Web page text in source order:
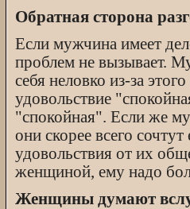
Обратная сторона
Если мужчина имеет
проблем не вызывает.
себя неловко из-за
удовольствие
"спокойная". Если же
они скорее всего
удовольствия от их
женщиной, ему надо
Женщины думают